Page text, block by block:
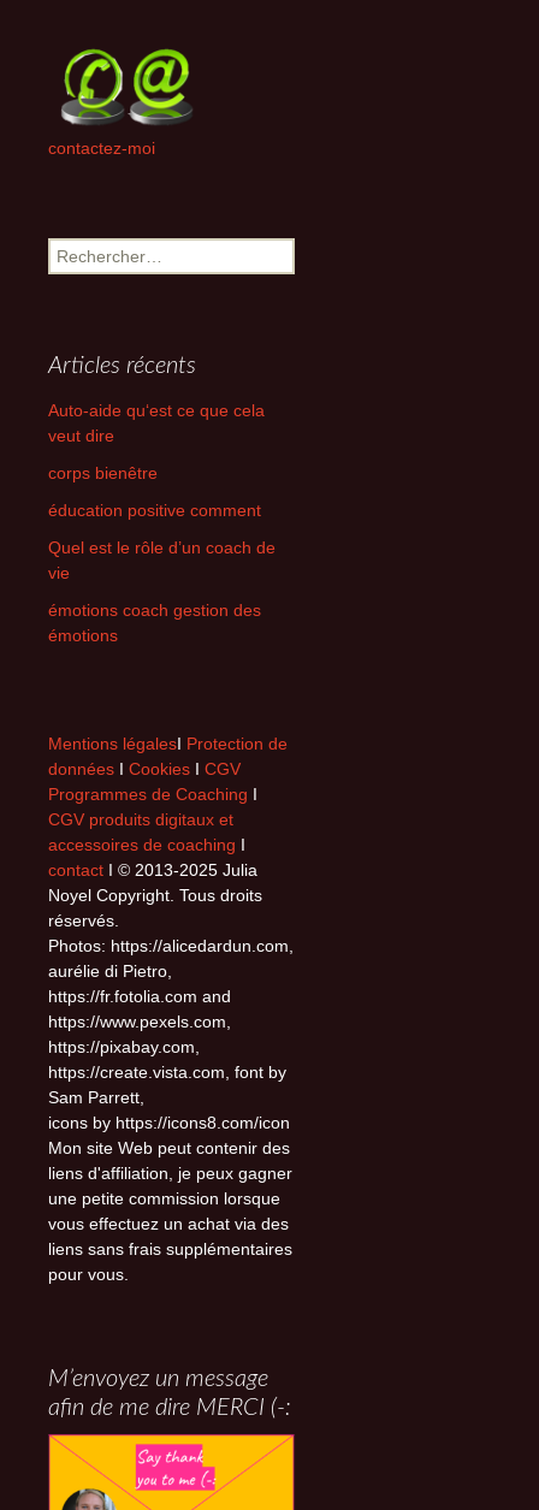
contactez-moi
Rechercher :
Articles récents
Auto-aide qu‘est ce que cela
veut dire
corps bienêtre
éducation positive comment
Quel est le rôle d’un coach de
vie
émotions coach gestion des
émotions
Mentions légalesI Protection de
données I Cookies I CGV
Programmes de Coaching I
CGV produits digitaux et
accessoires de coaching I
contact I © 2013-2025 Julia
Noyel Copyright. Tous droits
réservés.
Photos: https://alicedardun.com,
aurélie di Pietro,
https://fr.fotolia.com and
https://www.pexels.com,
https://pixabay.com,
https://create.vista.com, font by
Sam Parrett,
icons by https://icons8.com/icon
Mon site Web peut contenir des
liens d'affiliation, je peux gagner
une petite commission lorsque
vous effectuez un achat via des
liens sans frais supplémentaires
pour vous.
M’envoyez un message
afin de me dire MERCI (-: